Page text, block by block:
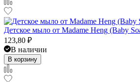
Детское мыло от Madame Heng (Baby
123,80 ₽
В наличии
В корзину